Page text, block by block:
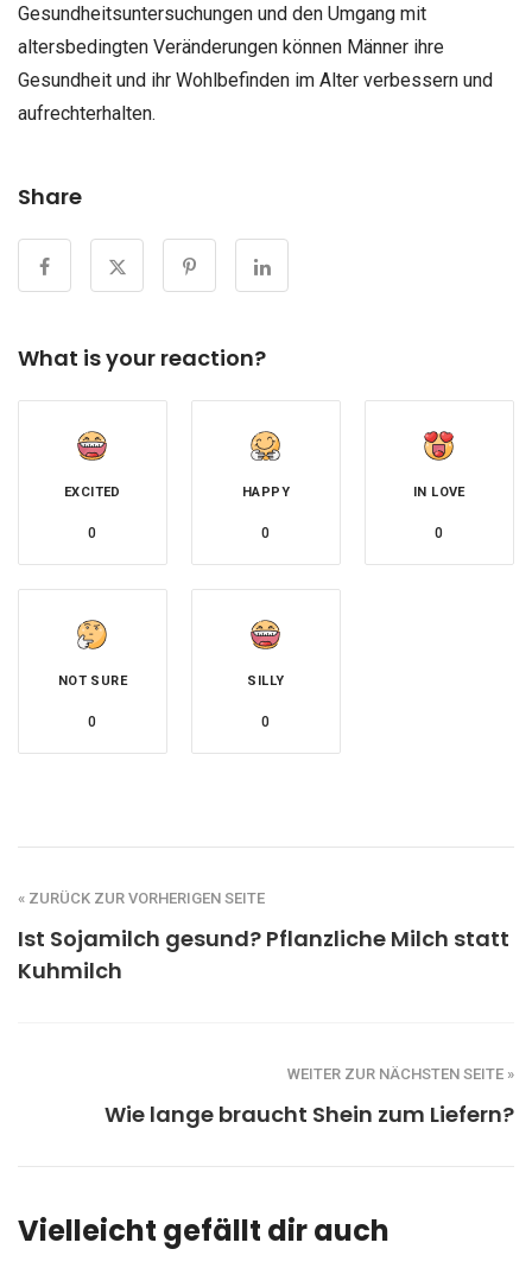
Gesundheitsuntersuchungen und den Umgang mit
altersbedingten Veränderungen können Männer ihre
Gesundheit und ihr Wohlbefinden im Alter verbessern und
aufrechterhalten.
Share
What is your reaction?
EXCITED
0
HAPPY
0
IN LOVE
0
NOT SURE
0
SILLY
0
« ZURÜCK ZUR VORHERIGEN SEITE
Ist Sojamilch gesund? Pflanzliche Milch statt
Kuhmilch
WEITER ZUR NÄCHSTEN SEITE »
Wie lange braucht Shein zum Liefern?
Vielleicht gefällt dir auch